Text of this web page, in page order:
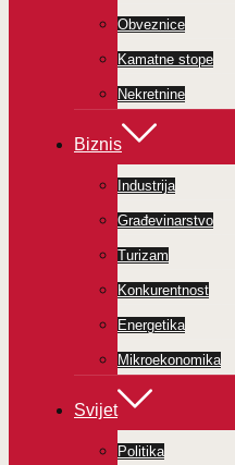
Obveznice
Kamatne stope
Nekretnine
Biznis
Industrija
Građevinarstvo
Turizam
Konkurentnost
Energetika
Mikroekonomika
Svijet
Politika